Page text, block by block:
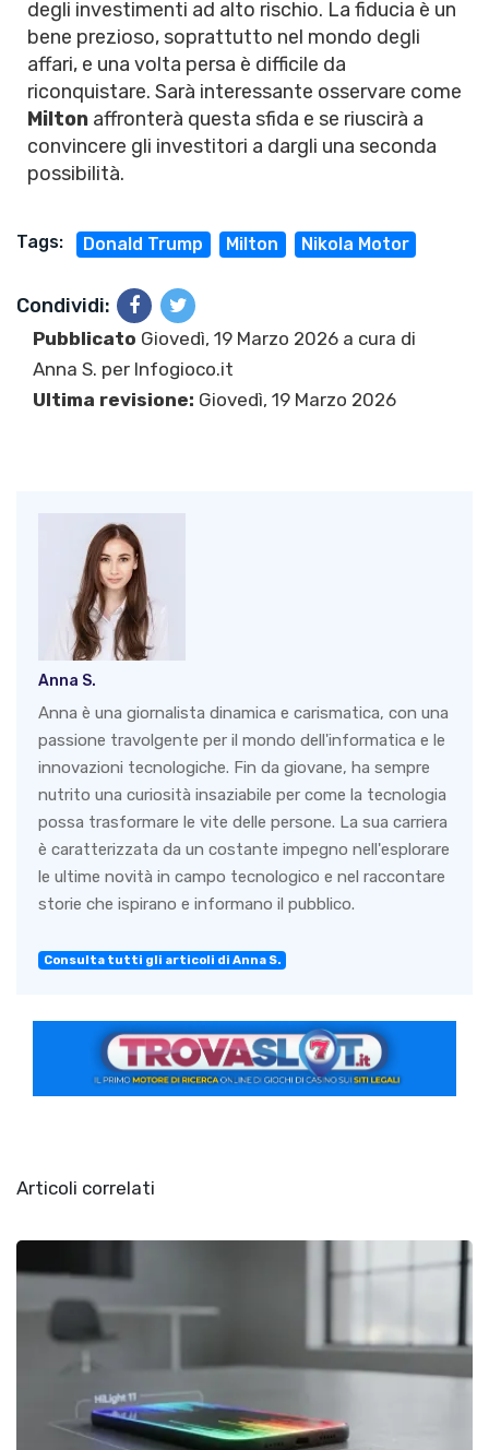
degli investimenti ad alto rischio. La fiducia è un
bene prezioso, soprattutto nel mondo degli
affari, e una volta persa è difficile da
riconquistare. Sarà interessante osservare come
Milton affronterà questa sfida e se riuscirà a
convincere gli investitori a dargli una seconda
possibilità.
Tags: Donald Trump Milton Nikola Motor
Condividi:
Pubblicato Giovedì, 19 Marzo 2026 a cura di
Anna S. per Infogioco.it
Ultima revisione: Giovedì, 19 Marzo 2026
Anna S.
Anna è una giornalista dinamica e carismatica, con una
passione travolgente per il mondo dell'informatica e le
innovazioni tecnologiche. Fin da giovane, ha sempre
nutrito una curiosità insaziabile per come la tecnologia
possa trasformare le vite delle persone. La sua carriera
è caratterizzata da un costante impegno nell'esplorare
le ultime novità in campo tecnologico e nel raccontare
storie che ispirano e informano il pubblico.
Consulta tutti gli articoli di Anna S.
Articoli correlati